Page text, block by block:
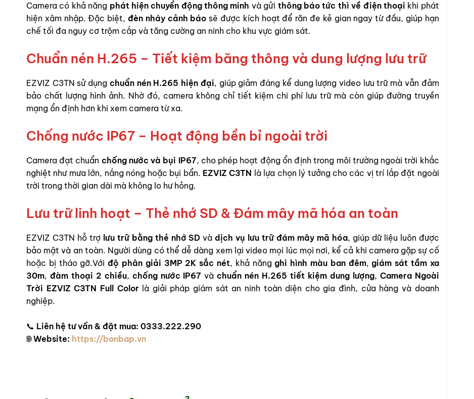
Camera có khả năng phát hiện chuyển động thông minh và gửi thông báo tức thì về điện thoại khi phát
hiện xâm nhập. Đặc biệt,đèn nháy cảnh báo sẽ được kích hoạt để răn đe kẻ gian ngay từ đầu, giúp hạn
chế tối đa nguy cơ trộm cắp và tăng cường an ninh cho khu vực giám sát.
Chuẩn nén H.265 – Tiết kiệm băng thông và dung lượng lưu trữ
EZVIZ C3TN sử dụng chuẩn nén H.265 hiện đại, giúp giảm đáng kể dung lượng video lưu trữ mà vẫn đảm
bảo chất lượng hình ảnh. Nhờ đó, camera không chỉ tiết kiệm chi phí lưu trữ mà còn giúp đường truyền
mạng ổn định hơn khi xem camera từ xa.
Chống nước IP67 – Hoạt động bền bỉ ngoài trời
Camera đạt chuẩn chống nước và bụi IP67, cho phép hoạt động ổn định trong môi trường ngoài trời khắc
nghiệt như mưa lớn, nắng nóng hoặc bụi bẩn. EZVIZ C3TN là lựa chọn lý tưởng cho các vị trí lắp đặt ngoài
trời trong thời gian dài mà không lo hư hỏng.
Lưu trữ linh hoạt – Thẻ nhớ SD & Đám mây mã hóa an toàn
EZVIZ C3TN hỗ trợ lưu trữ bằng thẻ nhớ SD vàdịch vụ lưu trữ đám mây mã hóa, giúp dữ liệu luôn được
bảo mật và an toàn. Người dùng có thể dễ dàng xem lại video mọi lúc mọi nơi, kể cả khi camera gặp sự cố
hoặc bị tháo gỡ.Vớiđộ phân giải 3MP 2K sắc nét, khả năngghi hình màu ban đêm,giám sát tầm xa
30m, đàm thoại 2 chiều, chống nước IP67 vàchuẩn nén H.265 tiết kiệm dung lượng, Camera Ngoài
Trời EZVIZ C3TN Full Colorlà giải pháp giám sát an ninh toàn diện cho gia đình, cửa hàng và doanh
nghiệp.
📞 Liên hệ tư vấn & đặt mua: 0333.222.290
🌐Website: https://bonbap.vn